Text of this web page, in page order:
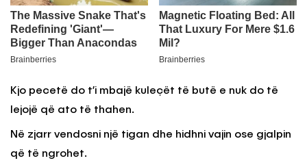
Kjo pecetë do t’i mbajë kuleçët të butë e nuk do të
lejojë që ato të thahen.
Në zjarr vendosni një tigan dhe hidhni vajin ose gjalpin
që të ngrohet.